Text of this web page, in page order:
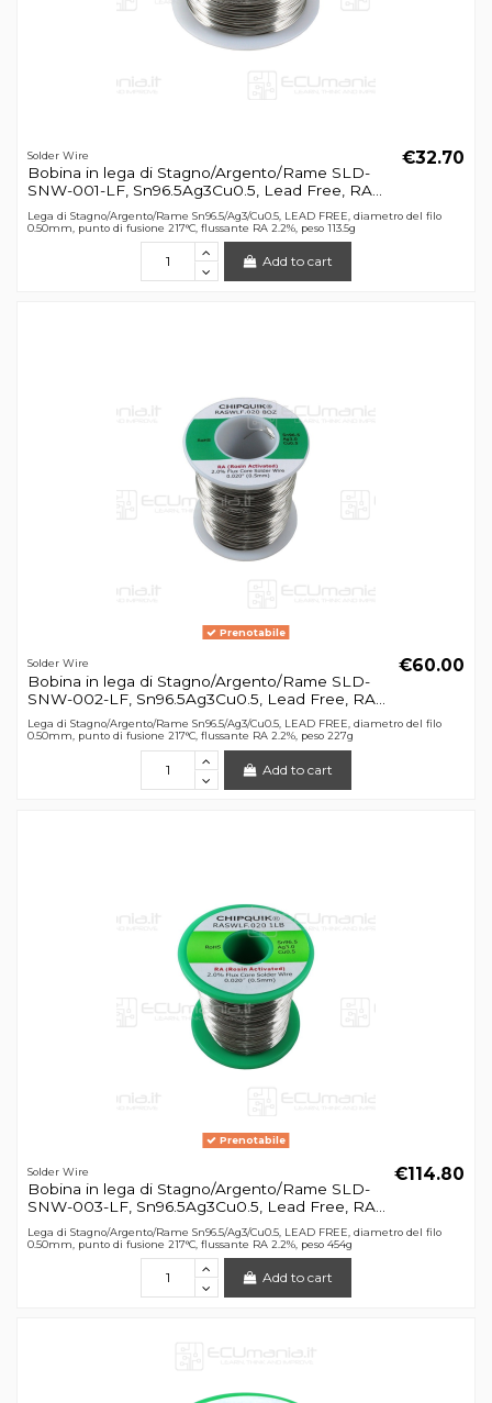
Solder Wire
Bobina in lega di Stagno/Argento/Rame SLD-
SNW-001-LF, Sn96.5Ag3Cu0.5, Lead Free, RA...
€32.70
Lega di Stagno/Argento/Rame Sn96.5/Ag3/Cu0.5, LEAD FREE, diametro del filo
0.50mm, punto di fusione 217°C, flussante RA 2.2%, peso 113.5g
Add to cart
Prenotabile
Solder Wire
Bobina in lega di Stagno/Argento/Rame SLD-
SNW-002-LF, Sn96.5Ag3Cu0.5, Lead Free, RA...
€60.00
Lega di Stagno/Argento/Rame Sn96.5/Ag3/Cu0.5, LEAD FREE, diametro del filo
0.50mm, punto di fusione 217°C, flussante RA 2.2%, peso 227g
Add to cart
Prenotabile
Solder Wire
Bobina in lega di Stagno/Argento/Rame SLD-
SNW-003-LF, Sn96.5Ag3Cu0.5, Lead Free, RA...
€114.80
Lega di Stagno/Argento/Rame Sn96.5/Ag3/Cu0.5, LEAD FREE, diametro del filo
0.50mm, punto di fusione 217°C, flussante RA 2.2%, peso 454g
Add to cart